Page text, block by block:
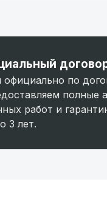
официально по
полные
работ и
3 лет.